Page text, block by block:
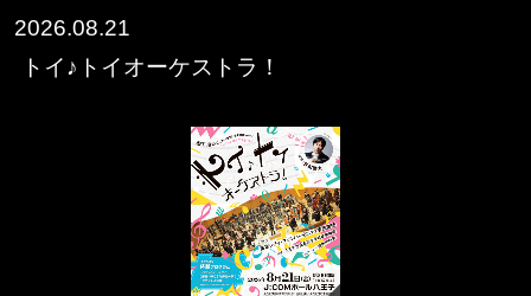
2026.08.21
トイ♪トイオーケストラ！